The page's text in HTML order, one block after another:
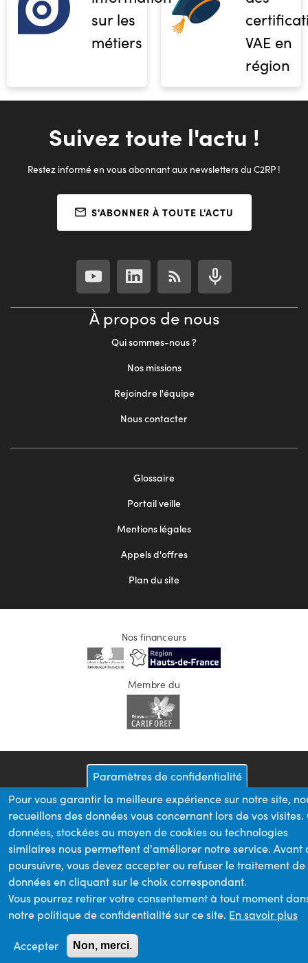
sur les
métiers
VAE en
région
Suivez toute l'actu !
Restez informé en vous abonnant aux newsletters du C2RP !
S'ABONNER À TOUTE L'ACTU
À propos de nous
Qui sommes-nous ?
Nos missions
Rejoindre l'équipe
Nous contacter
Glossaire
Portail veille
Mentions légales
Appels d'offres
Plan du site
Nos financeurs
Membre du
Paramètres de confidentialité
Pour vous garantir la meilleure expérience sur notre site,
recueillons des données vous concernant lors de vos visites.
données, stockées au moyen de cookies ou technologies
similaires nous permettent d'améliorer notre service. Avant
poursuivre, vous devez accepter ou refuser le traitement de
données en cliquant sur le choix correspondant.
Vous pourrez retirer votre consentement à tout moment
notre politique de confidentialité sur ce site. En savoir plus
Accepter Non, merci.